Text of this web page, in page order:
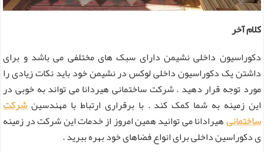
کلام آخر
دکوراسیون داخلی نشیمن دارای سبک های مختلفی می باشد و برای
داشتن یک دکوراسیون داخلی لوکس در نشیمن خود باید نکات زیادی را
مورد توجه قرار دهید . شرکت ساختمانی هیردانا می تواند به خوبی در
این زمینه به شما کمک کند . با برقراری ارتباط با مهندسینشرکت
ساختمانیهیرادانا می توانید همین امروز از خدمات این شرکت در زمینه
ی دکوراسین داخلی برای انواع فضاهای خود بهره ببرید .